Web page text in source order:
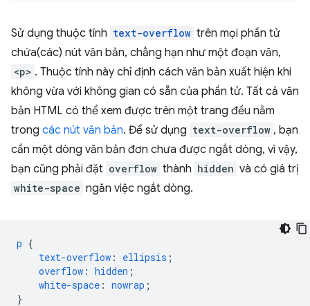
Sử dụng thuộc tính text-overflow trên mọi phần tử
chứa(các) nút văn bản, chẳng hạn như một đoạn văn,
<p> . Thuộc tính này chỉ định cách văn bản xuất hiện khi
không vừa với không gian có sẵn của phần tử. Tất cả văn
bản HTML có thể xem được trên một trang đều nằm
trong các nút văn bản. Để sử dụng text-overflow , bạn
cần một dòng văn bản đơn chưa được ngắt dòng, vì vậy,
bạn cũng phải đặt overflow thành hidden và có giá trị
white-space ngăn việc ngắt dòng.
p {
text-overflow : ellipsis ;
overflow : hidden ;
white-space : nowrap ;
}